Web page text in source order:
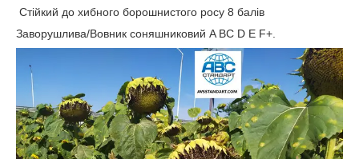
Стійкий до хибного борошнистого росу 8 балів
Заворушлива/Вовник соняшниковий A BC D E F+.